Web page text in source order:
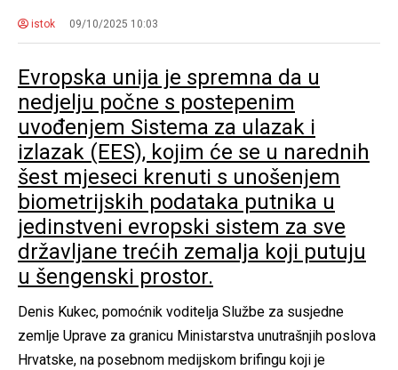
istok 09/10/2025 10:03
Evropska unija je spremna da u
nedjelju počne s postepenim
uvođenjem Sistema za ulazak i
izlazak (EES), kojim će se u narednih
šest mjeseci krenuti s unošenjem
biometrijskih podataka putnika u
jedinstveni evropski sistem za sve
državljane trećih zemalja koji putuju
u šengenski prostor.
Denis Kukec, pomoćnik voditelja Službe za susjedne
zemlje Uprave za granicu Ministarstva unutrašnjih poslova
Hrvatske, na posebnom medijskom brifingu koji je